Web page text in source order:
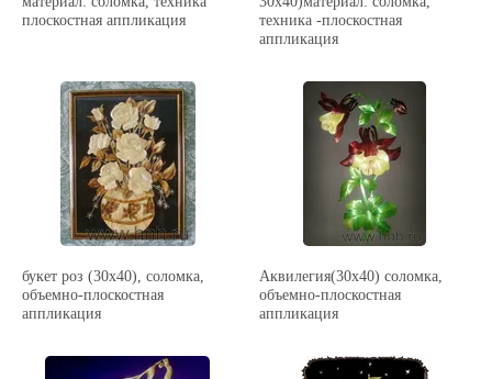
плоскостная аппликация
техника -плоскостная
аппликация
букет роз (30х40), соломка,
объемно-плоскостная
аппликация
Аквилегия(30х40) соломка,
объемно-плоскостная
аппликация